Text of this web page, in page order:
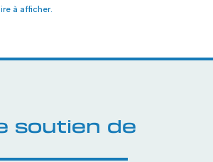
à afficher.
soutien de